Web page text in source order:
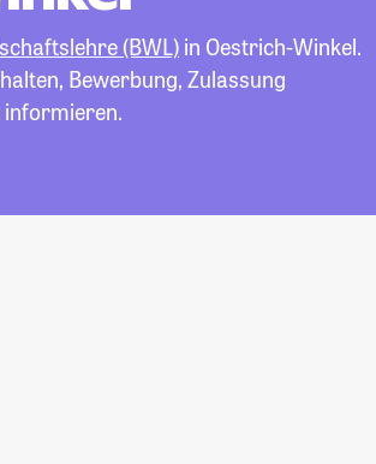
(BWL) in Oestrich-Winkel.
Bewerbung, Zulassung
informieren.